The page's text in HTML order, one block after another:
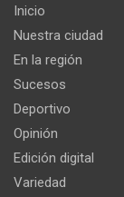
Inicio
Nuestra ciudad
En la región
Sucesos
Deportivo
Opinión
Edición digital
Variedad